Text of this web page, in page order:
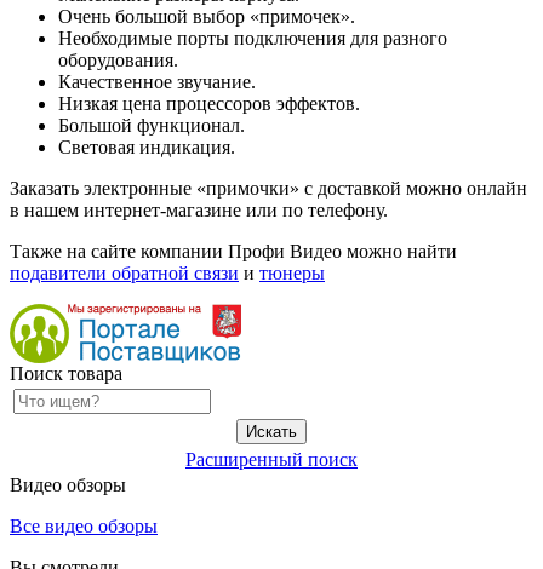
Очень большой выбор «примочек».
Необходимые порты подключения для разного
оборудования.
Качественное звучание.
Низкая цена процессоров эффектов.
Большой функционал.
Световая индикация.
Заказать электронные «примочки» с доставкой можно онлайн
в нашем интернет-магазине или по телефону.
Также на сайте компании Профи Видео можно найти
подавители обратной связи и тюнеры
Поиск товара
Расширенный поиск
Видео обзоры
Все видео обзоры